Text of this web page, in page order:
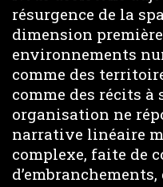
résurgence de la
dimension première
environnements
comme des
comme des récits à
organisation ne
narrative linéaire
complexe, faite de